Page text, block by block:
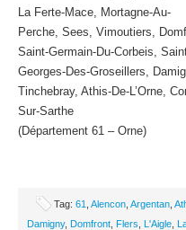
La Ferte-Mace, Mortagne-Au-
Perche, Sees, Vimoutiers,
Saint-Germain-Du-Corbeis,
Georges-Des-Groseillers,
Tinchebray, Athis-De-L’Orne,
Sur-Sarthe
(Département 61 – Orne)
Tag: 61 Alencon Argentan
Damigny, Domfront Flers L'Aigle